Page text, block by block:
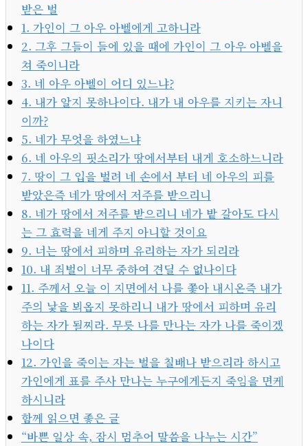
받은 벌
1. 가인이 그 아우 아벨에게 고하니라
2. 그후 그들이 들에 있을 때에 가인이 그 아우 아벨을
쳐 죽이니라
3. 네 아우 아벨이 어디 있느냐?
4. 내가 알지 못하나이다. 내가 내 아우를 지키는 자니
이까?
5. 네가 무엇을 하였느냐
6. 네 아우의 핏소리가 땅에서부터 내게 호소하느니라
7. 땅이 그 입을 벌려 네 손에서 부터 네 아우의 피를
받았은즉 네가 땅에서 저주를 받으리니
8. 네가 땅에서 저주를 받으리니 네가 밭 갈아도 다시
는 그 효력을 네게 주지 아니할 것이요
9. 너는 땅에서 피하며 유리하는 자가 되리라
10. 내 죄벌이 너무 중하여 견딜 수 없나이다
11. 주께서 오늘 이 지면에서 나를 쫓아 내시온즉 내가
주의 낯을 뵈옵지 못하리니 내가 땅에서 피하며 유리
하는 자가 될찌라. 무릇 나를 만나는 자가 나를 죽이겠
나이다
12. 가인을 죽이는 자는 벌을 칠배나 받으리라 하시고
가인에게 표를 주사 만나는 누구에게든지 죽임을 면케
하시니라
함께 읽으면 좋은 글
“바쁜 일상 속, 잠시 멈추어 말씀을 나누는 시간”